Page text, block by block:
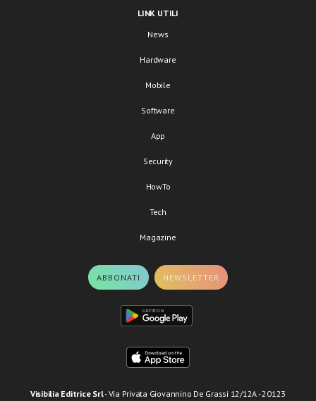
LINK UTILI
News
Hardware
Mobile
Software
App
Security
HowTo
Tech
Magazine
ABBONATI NEWSLETTER
Visibilia Editrice Srl- Via Privata Giovannino De Grassi 12/12A - 20123